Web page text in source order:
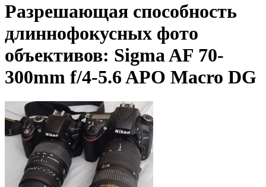
Разрешающая способность
длиннофокусных фото
объективов: Sigma AF 70-
300mm f/4-5.6 APO Macro DG